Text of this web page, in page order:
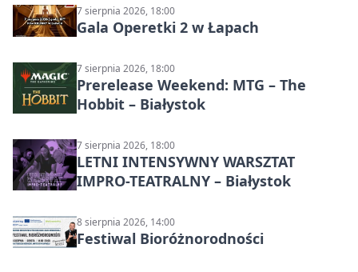
7 sierpnia 2026, 18:00
Gala Operetki 2 w Łapach
7 sierpnia 2026, 18:00
Prerelease Weekend: MTG – The
Hobbit – Białystok
7 sierpnia 2026, 18:00
LETNI INTENSYWNY WARSZTAT
IMPRO-TEATRALNY – Białystok
8 sierpnia 2026, 14:00
Festiwal Bioróżnorodności